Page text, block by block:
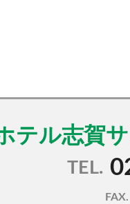
テル志賀
TEL.
FAX.